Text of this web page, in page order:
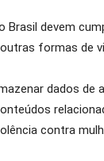
devem
formas de
dados
contra